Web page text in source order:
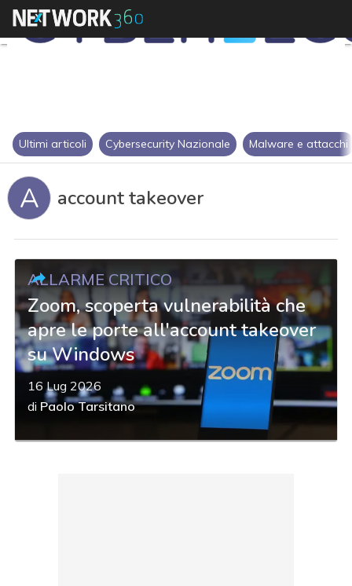
Ultimi articoli Cybersecurity Nazionale Malware e attacchi
A account takeover
ALLARME CRITICO
Zoom, scoperta vulnerabilità che
apre le porte all'account takeover
su Windows
16 Lug 2026
di Paolo Tarsitano